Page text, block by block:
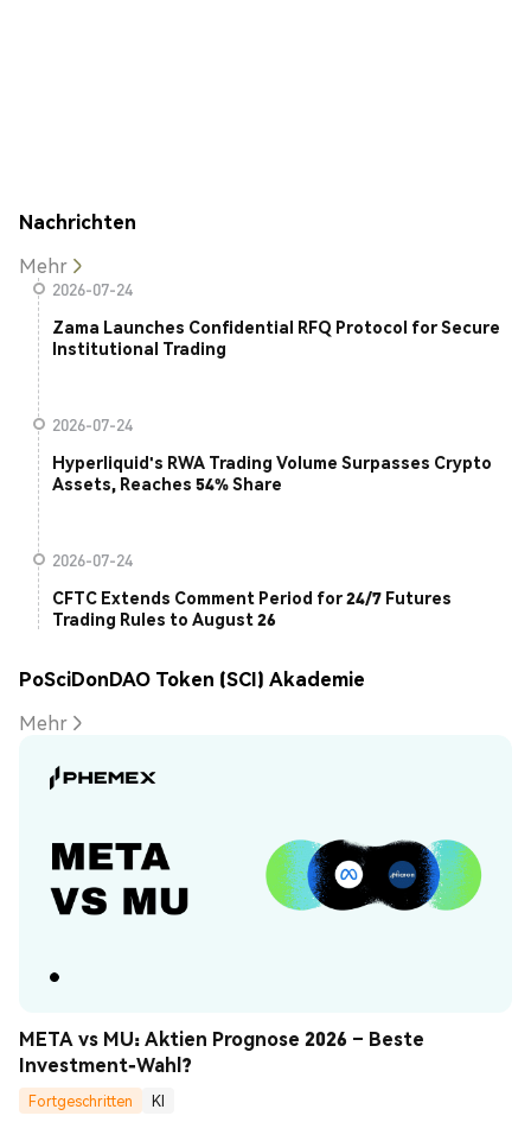
Nachrichten
Mehr
2026-07-24
Zama Launches Confidential RFQ Protocol for Secure
Institutional Trading
2026-07-24
Hyperliquid's RWA Trading Volume Surpasses Crypto
Assets, Reaches 54% Share
2026-07-24
CFTC Extends Comment Period for 24/7 Futures
Trading Rules to August 26
PoSciDonDAO Token (SCI) Akademie
Mehr
META vs MU: Aktien Prognose 2026 – Beste
Investment-Wahl?
Fortgeschritten
KI